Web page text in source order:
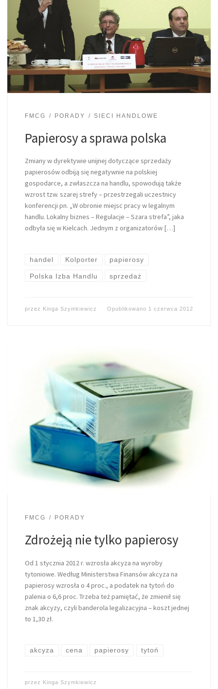
FMCG PORADY SIECI HANDLOWE
Papierosy a sprawa polska
Zmiany w dyrektywie unijnej dotyczące sprzedaży
papierosów odbiją się negatywnie na polskiej
gospodarce, a zwłaszcza na handlu, spowodują także
wzrost tzw. szarej strefy – przestrzegali uczestnicy
konferencji pn. „W obronie miejsc pracy w legalnym
handlu. Lokalny biznes – Regulacje – Szara strefa”, jaka
odbyła się w Kielcach. Jednym z organizatorów […]
handel Kolporter papierosy
Polska Izba Handlu sprzedaż
przez Kinga Szymkiewicz Opublikowano 1 czerwca 2012
FMCG PORADY
Zdrożeją nie tylko papierosy
Od 1 stycznia 2012 r. wzrosła akcyza na wyroby
tytoniowe. Według Ministerstwa Finansów akcyza na
papierosy wzrosła o 4 proc., a podatek na tytoń do
palenia o 6,6 proc. Trzeba też pamiętać, że zmienił się
znak akcyzy, czyli banderola legalizacyjna – koszt jednej
to 1,30 zł.
akcyza cena papierosy tytoń
przez Kinga Szymkiewicz